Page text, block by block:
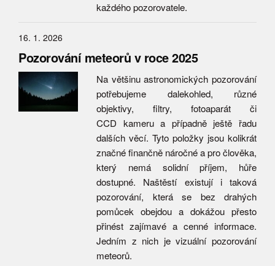
každého pozorovatele.
16. 1. 2026
Pozorování meteorů v roce 2025
Na většinu astronomických pozorování
potřebujeme dalekohled, různé
objektivy, filtry, fotoaparát či
CCD kameru a případně ještě řadu
dalších věcí. Tyto položky jsou kolikrát
značné finančně náročné a pro člověka,
který nemá solidní příjem, hůře
dostupné. Naštěstí existují i taková
pozorování, která se bez drahých
pomůcek obejdou a dokážou přesto
přinést zajímavé a cenné informace.
Jedním z nich je vizuální pozorování
meteorů.